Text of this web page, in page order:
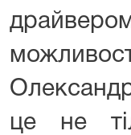
це не